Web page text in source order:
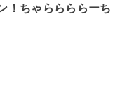
！ちゃららららーち